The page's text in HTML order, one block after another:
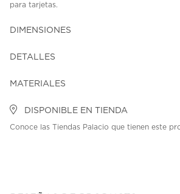
para tarjetas.
DIMENSIONES
DETALLES
MATERIALES
DISPONIBLE EN TIENDA
Conoce las Tiendas Palacio que tienen este